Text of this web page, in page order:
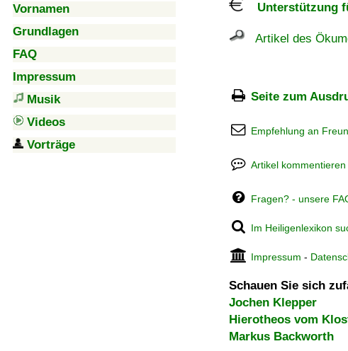
Vornamen
Grundlagen
FAQ
Impressum
Musik
Videos
Vorträge
Unterstützung
Artikel des
Seite zum
Empfehlung an
Artikel
Fragen? - unsere
Im Heiligenlexikon
Impressum -
Schauen Sie sich
Jochen Klepper
Hierotheos vom
Markus Backworth